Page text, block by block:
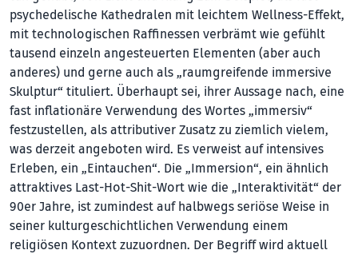
psychedelische Kathedralen mit leichtem Wellness-Effekt,
mit technologischen Raffinessen verbrämt wie gefühlt
tausend einzeln angesteuerten Elementen (aber auch
anderes) und gerne auch als „raumgreifende immersive
Skulptur“ tituliert. Überhaupt sei, ihrer Aussage nach, eine
fast inflationäre Verwendung des Wortes „immersiv“
festzustellen, als attributiver Zusatz zu ziemlich vielem,
was derzeit angeboten wird. Es verweist auf intensives
Erleben, ein „Eintauchen“. Die „Immersion“, ein ähnlich
attraktives Last-Hot-Shit-Wort wie die „Interaktivität“ der
90er Jahre, ist zumindest auf halbwegs seriöse Weise in
seiner kulturgeschichtlichen Verwendung einem
religiösen Kontext zuzuordnen. Der Begriff wird aktuell